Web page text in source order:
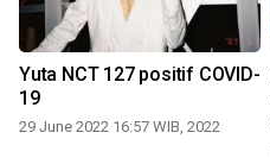
Yuta NCT 127 positif COVID-
19
29 June 2022 16:57 WIB, 2022